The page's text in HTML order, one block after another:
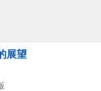
展望